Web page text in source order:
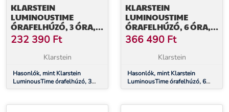
KLARSTEIN
LUMINOUSTIME
ÓRAFELHÚZÓ, 3 ÓRA,
SOK BEÁLLÍTÁS, LED,
10 DB
232 390 Ft
Klarstein
Hasonlók, mint Klarstein
LuminousTime órafelhúzó, 3
óra, sok beállítás, LED, 10 dB
KLARSTEIN
LUMINOUSTIME
ÓRAFELHÚZÓ, 6 ÓRA,
SOK BEÁLLÍTÁS, LED,
10 DB
366 490 Ft
Klarstein
Hasonlók, mint Klarstein
LuminousTime órafelhúzó, 6
óra, sok beállítás, LED, 10 dB